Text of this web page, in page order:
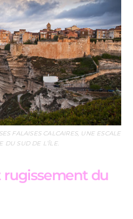
FALAISES CALCAIRES, UNE ESCALE
DU SUD DE L’ÎLE.
rugissement du